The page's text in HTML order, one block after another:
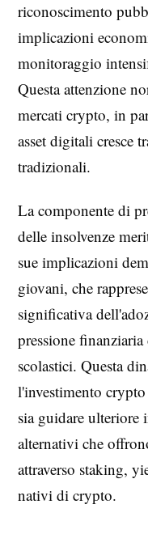
riconoscimento
implicazioni
monitoraggio
Questa attenzione
mercati crypto, in
asset digitali cresce
tradizionali.
La componente di
delle insolvenze
sue implicazioni
giovani, che
significativa
pressione
scolastici. Questa
l'investimento
sia guidare ulteriore
alternativi che
attraverso staking,
nativi di crypto.